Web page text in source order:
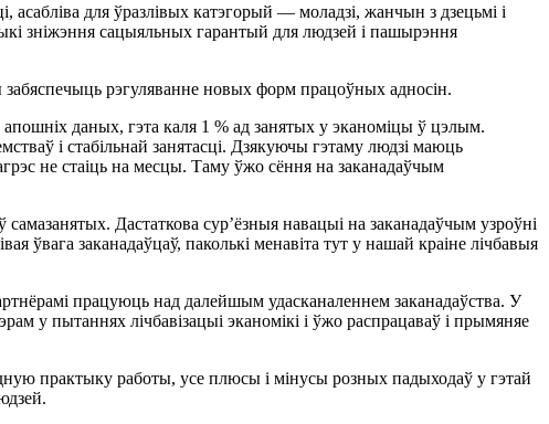
для ўразлівых катэгорый — моладзі, жанчын з дзецьмі і
зніжэння сацыяльных гарантый для людзей і пашырэння
рэгуляванне новых форм працоўных адносін.
даных, гэта каля 1 % ад занятых у эканоміцы ў цэлым.
і стабільнай занятасці. Дзякуючы гэтаму людзі маюць
не стаіць на месцы. Таму ўжо сёння на заканадаўчым
Дастаткова сур’ёзныя навацыі на заканадаўчым узроўні
ўвага заканадаўцаў, паколькі менавіта тут у нашай краіне лічбавыя
працуюць над далейшым удасканаленнем заканадаўства. У
у пытаннях лічбавізацыі эканомікі і ўжо распрацаваў і прымяняе
практыку работы, усе плюсы і мінусы розных падыходаў у гэтай